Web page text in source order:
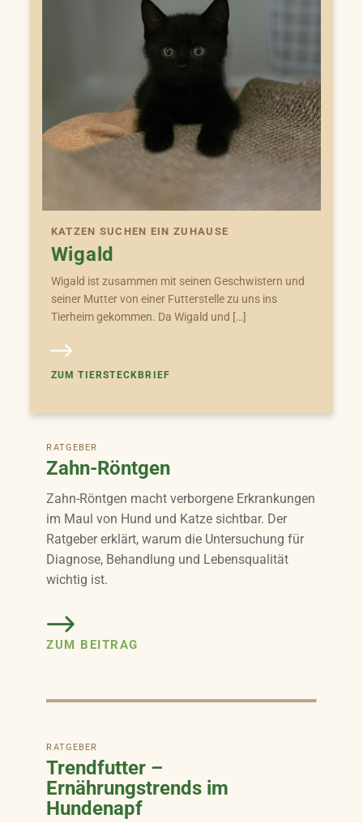
KATZEN SUCHEN EIN ZUHAUSE
Wigald
Wigald ist zusammen mit seinen Geschwistern und
seiner Mutter von einer Futterstelle zu uns ins
Tierheim gekommen. Da Wigald und […]
ZUM TIERSTECKBRIEF
RATGEBER
Zahn-Röntgen
Zahn-Röntgen macht verborgene Erkrankungen
im Maul von Hund und Katze sichtbar. Der
Ratgeber erklärt, warum die Untersuchung für
Diagnose, Behandlung und Lebensqualität
wichtig ist.
ZUM BEITRAG
RATGEBER
Trendfutter –
Ernährungstrends im
Hundenapf